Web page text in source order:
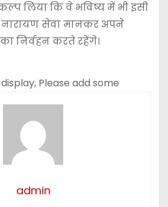
लिया कि वे भविष्य में भी इसी
नारायण सेवा मानकर अपने
निर्वहन करते रहेंगे।
Please add some
admin